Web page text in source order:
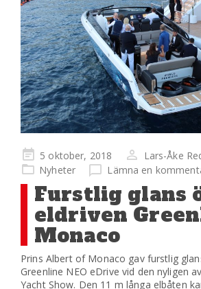
Publicerad
på
5 oktober, 2018
Lars-Åke
Nyheter
Lämna en
Furstlig glans
eldriven
Monaco
Prins Albert of Monaco gav furstlig
Greenline NEO eDrive vid den nyligen
Yacht Show. Den 11 m långa elbåten